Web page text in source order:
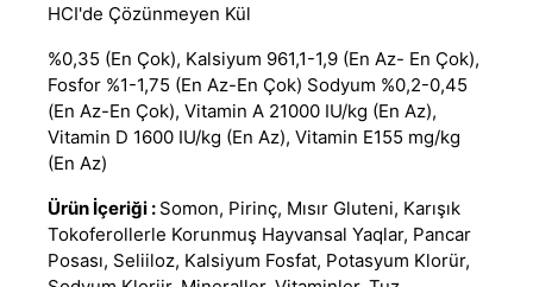
HCI'de Çözünmeyen Kül
%0,35 (En Çok), Kalsiyum 961,1-1,9 (En Az- En Çok),
Fosfor %1-1,75 (En Az-En Çok) Sodyum %0,2-0,45
(En Az-En Çok), Vitamin A 21000 IU/kg (En Az),
Vitamin D 1600 IU/kg (En Az), Vitamin E155 mg/kg
(En Az)
Ürün İçeriği : Somon, Pirinç, Mısır Gluteni, Karışık
Tokoferollerle Korunmuş Hayvansal Yaqlar, Pancar
Posası, Seliiloz, Kalsiyum Fosfat, Potasyum Klorür,